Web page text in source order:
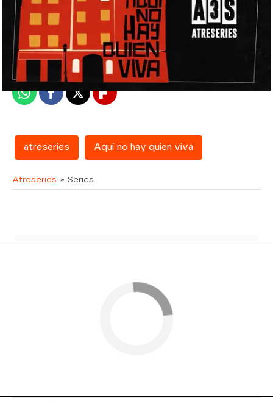
atreseries
Madrid
Publicado: 08 de febrero de 2018, 11:43
WhatsappFacebook
X Flipboard
atreseries Aquí no hay quien viva
Atreseries » Series